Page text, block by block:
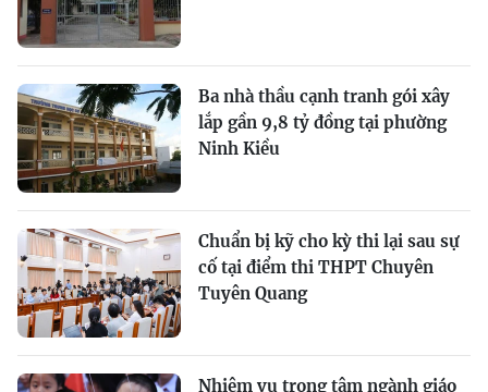
Ba nhà thầu cạnh tranh gói xây
lắp gần 9,8 tỷ đồng tại phường
Ninh Kiều
Chuẩn bị kỹ cho kỳ thi lại sau sự
cố tại điểm thi THPT Chuyên
Tuyên Quang
Nhiệm vụ trọng tâm ngành giáo